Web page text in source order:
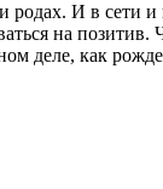
родах. И в сети
на
деле, как